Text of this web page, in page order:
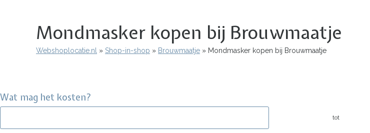
Mondmasker kopen bij Brouwmaatje
Kruimelpad
Webshoplocatie.nl Shop-in-shop Brouwmaatje Mondmasker kopen bij Brouwmaatje
Wat mag het kosten?
tot